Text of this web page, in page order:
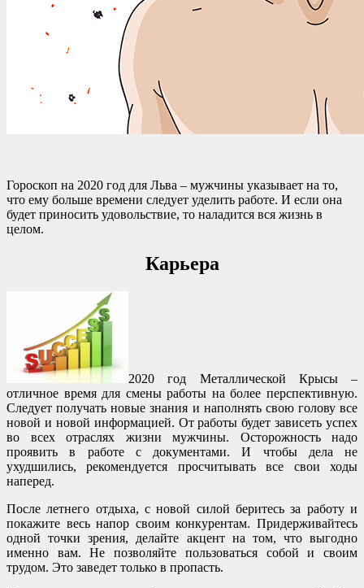
Гороскоп на 2020 год для Льва – мужчины указывает на то,
что ему больше времени следует уделить работе. И если она
будет приносить удовольствие, то наладится вся жизнь в
целом.
Карьера
2020 год Металлической Крысы –
отличное время для смены работы на более перспективную.
Следует получать новые знания и наполнять свою голову все
новой и новой информацией. От работы будет зависеть успех
во всех отраслях жизни мужчины. Осторожность надо
проявить в работе с документами. И чтобы дела не
ухудшились, рекомендуется просчитывать все свои ходы
наперед.
После летнего отдыха, с новой силой беритесь за работу и
покажите весь напор своим конкурентам. Придерживайтесь
одной точки зрения, делайте акцент на том, что выгодно
именно вам. Не позволяйте пользоваться собой и своим
трудом. Это заведет только в пропасть.